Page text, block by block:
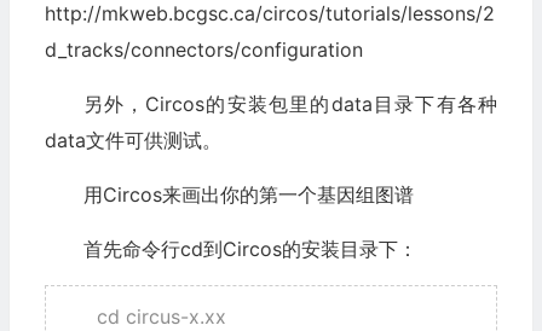
http://mkweb.bcgsc.ca/circos/tutorials/lessons/2
d_tracks/connectors/configuration
另外，Circos的安装包里的data目录下有各种
data文件可供测试。
用Circos来画出你的第一个基因组图谱
首先命令行cd到Circos的安装目录下：
cd circus-x.xx